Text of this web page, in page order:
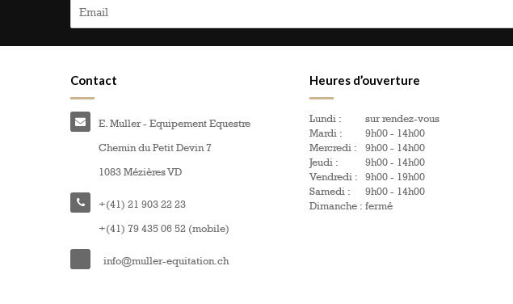
Contact
E. Muller - Equipement Equestre
Chemin du Petit Devin 7
1083 Mézières VD
+(41) 21 903 22 23
+(41) 79 435 06 52 (mobile)
info@muller-equitation.ch
Heures d’ouverture
Lundi :
sur rendez-vous
Mardi :
9h00 - 14h00
Mercredi :
9h00 - 14h00
Jeudi :
9h00 - 14h00
Vendredi :
9h00 - 19h00
Samedi :
9h00 - 14h00
Dimanche :fermé